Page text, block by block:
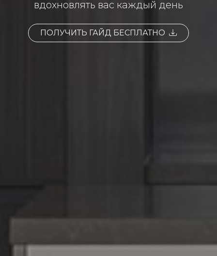
вдохновлять вас каждый день
ПОЛУЧИТЬ ГАЙД БЕСПЛАТНО